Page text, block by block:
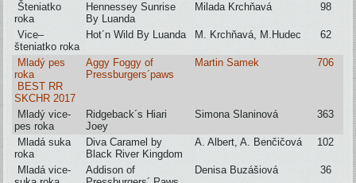
Šteniatko
roka
Hennessey Sunrise
By Luanda
Milada Krchňavá 98
Vice–
šteniatko roka
Hot´n Wild By Luanda M. Krchňavá, M.Hudec 62
Mladý pes
roka
BEST RR
SKCHR 2017
Aggy Foggy of
Pressburgers´paws
Martin Samek 706
Mladý vice-
pes roka
Ridgeback´s Hiari
Joey
Simona Slaninová 363
Mladá suka
roka
Diva Caramel by
Black River Kingdom
A. Albert, A. Benčičová 102
Mladá vice-
Addison of
Denisa Buzášiová 36